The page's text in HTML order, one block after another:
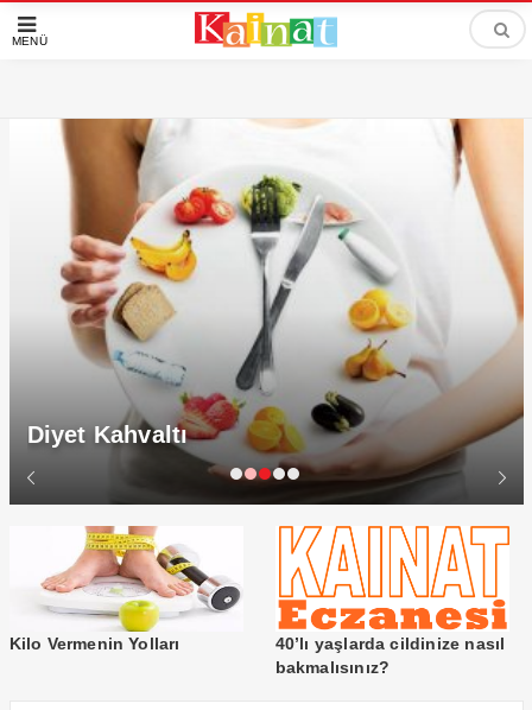
MENÜ
Diyet Kahvaltı
Kilo Vermenin Yolları
40’lı yaşlarda cildinize nasıl
bakmalısınız?